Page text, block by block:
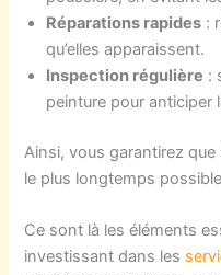
Réparations rapides :
qu’elles apparaissent.
Inspection régulière :
peinture pour anticiper
Ainsi, vous garantirez
le plus longtemps
Ce sont là les éléments
investissant dans les